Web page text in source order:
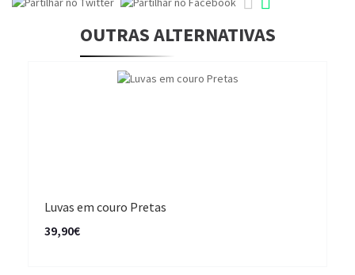
OUTRAS ALTERNATIVAS
Luvas em couro Pretas
39,90€